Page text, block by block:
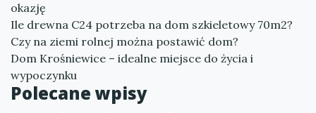
okazję
Ile drewna C24 potrzeba na dom szkieletowy 70m2?
Czy na ziemi rolnej można postawić dom?
Dom Krośniewice – idealne miejsce do życia i
wypoczynku
Polecane wpisy